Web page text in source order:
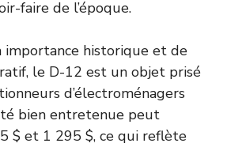
faire de l’époque.
importance historique et de
le D-12 est un objet prisé
d’électroménagers
bien entretenue peut
$ et 1 295 $, ce qui reflète